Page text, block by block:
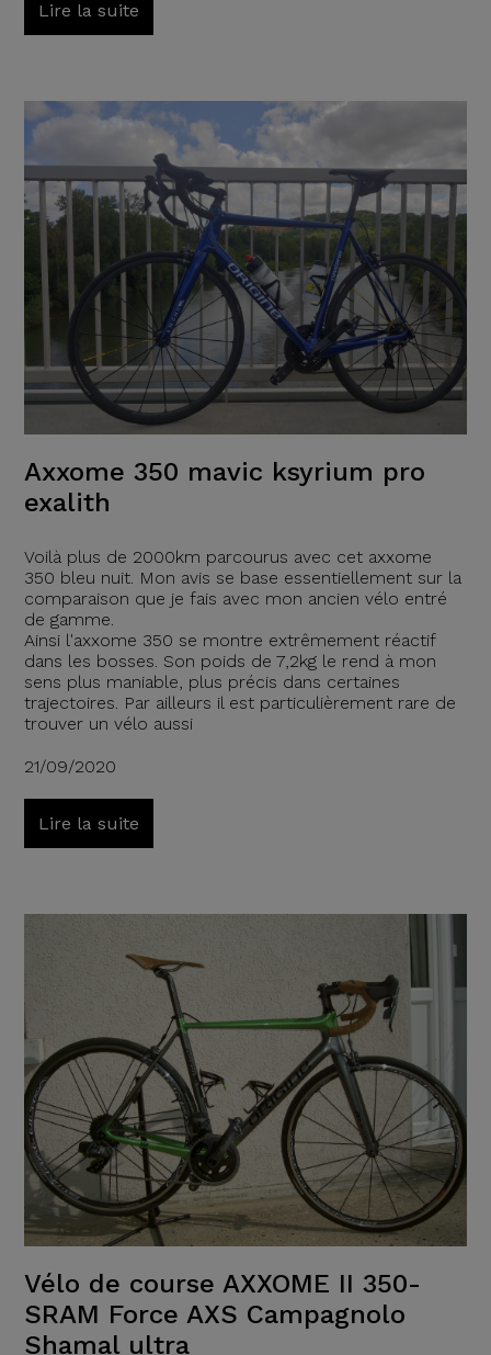
Lire la suite
Axxome 350 mavic ksyrium pro
exalith
Voilà plus de 2000km parcourus avec cet axxome
350 bleu nuit. Mon avis se base essentiellement sur la
comparaison que je fais avec mon ancien vélo entré
de gamme.
Ainsi l'axxome 350 se montre extrêmement réactif
dans les bosses. Son poids de 7,2kg le rend à mon
sens plus maniable, plus précis dans certaines
trajectoires. Par ailleurs il est particulièrement rare de
trouver un vélo aussi
21/09/2020
Lire la suite
Vélo de course AXXOME II 350-
SRAM Force AXS Campagnolo
Shamal ultra